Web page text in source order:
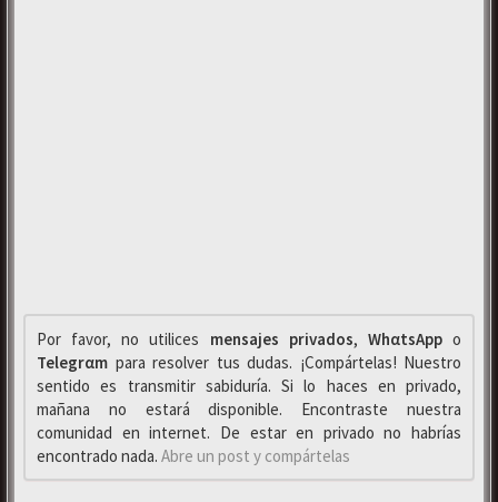
Por favor, no utilices mensajes privados, WhαtsAppo
Telegrαm para resolver tus dudas. ¡Compártelas! Nuestro
sentido es transmitir sabiduría. Si lo haces en privado,
mañana no estará disponible. Encontraste nuestra
comunidad en internet. De estar en privado no habrías
encontrado nada. Abre un post y compártelas